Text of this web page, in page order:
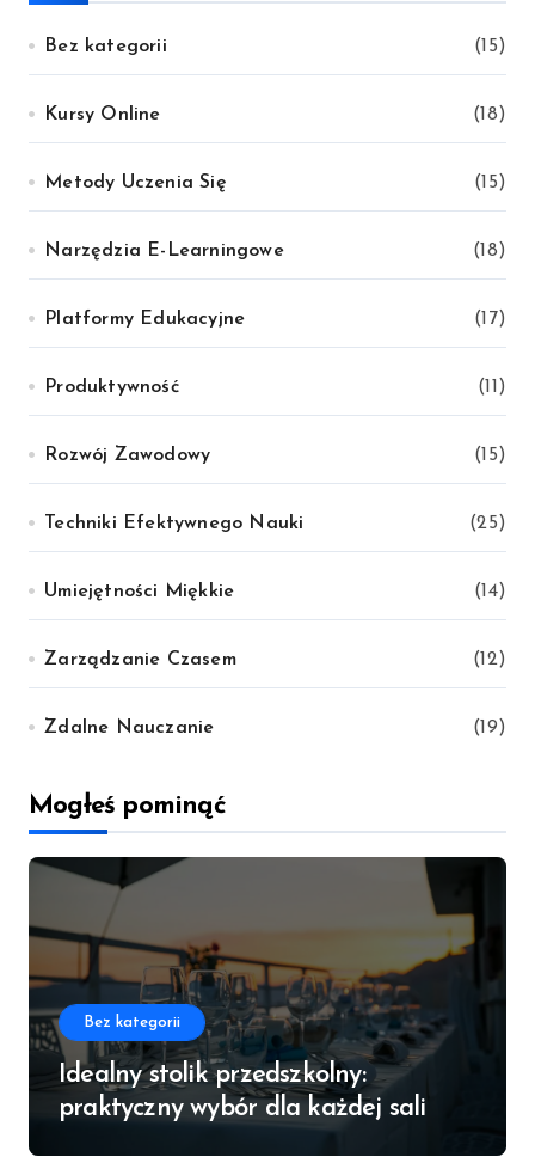
Bez kategorii (15)
Kursy Online (18)
Metody Uczenia Się (15)
Narzędzia E-Learningowe (18)
Platformy Edukacyjne (17)
Produktywność (11)
Rozwój Zawodowy (15)
Techniki Efektywnego Nauki (25)
Umiejętności Miękkie (14)
Zarządzanie Czasem (12)
Zdalne Nauczanie (19)
Mogłeś pominąć
Bez kategorii
Idealny stolik przedszkolny:
praktyczny wybór dla każdej sali